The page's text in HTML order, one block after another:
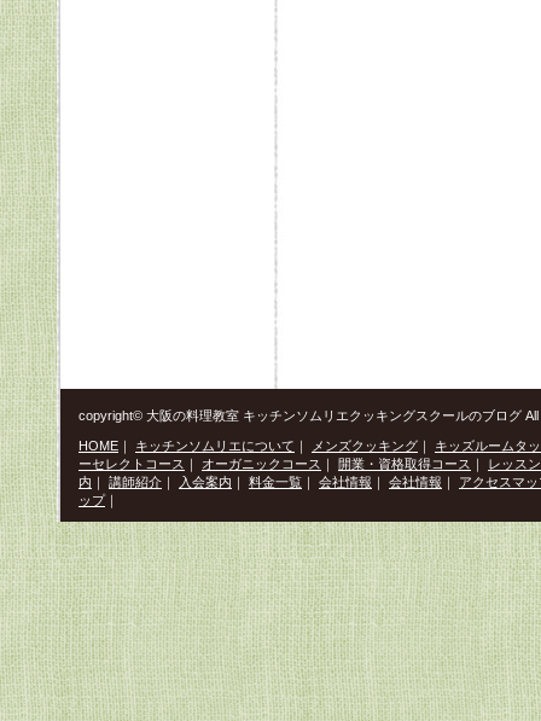
copyright© 大阪の料理教室 キッチンソムリエクッキングスクールのブログ
HOME ｜ キッチンソムリエについて ｜ メンズクッキング ｜
キッズルームタ
ーセレクトコース ｜ オーガニックコース ｜ 開業・資格取得コース ｜
レッス
内 ｜ 講師紹介 ｜ 入会案内 ｜ 料金一覧 ｜ 会社情報 ｜ 会社情報 ｜
アクセスマッ
ップ｜